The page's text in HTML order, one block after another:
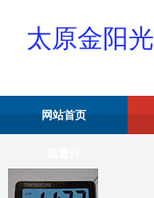
太原金阳光
网站首页